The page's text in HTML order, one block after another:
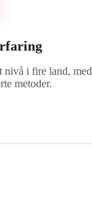
nivå i fire land, med
metoder.